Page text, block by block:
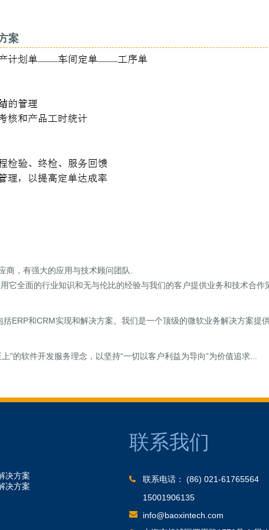
案
商，有强大的应用与技术顾问团队.
全面的行业知识和无与伦比的经验与我们的客户提供业务和技术合作
ERP和CRM实现和解决方案。我们是一个顶级的微软业务解决方案提
”的软件开发服务理念，以坚持“一切以客户利益为导向”为价值追求...
联系我们
决方案
决方案
联系电话： (86) 021-61765564
15001906135
info@baoxintech.com